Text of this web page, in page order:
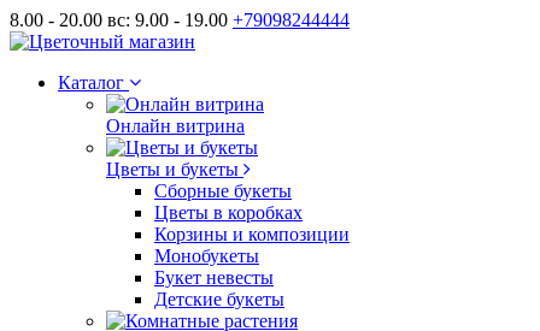
8.00 - 20.00 вс: 9.00 - 19.00 +79098244444
Каталог
Онлайн витрина
Цветы и букеты
Сборные букеты
Цветы в коробках
Корзины и композиции
Монобукеты
Букет невесты
Детские букеты